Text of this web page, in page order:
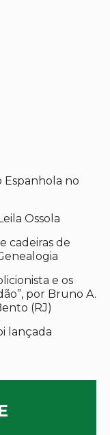
Espanhola no
Ossola
cadeiras de
e os
por Bruno A.
(RJ)
lançada